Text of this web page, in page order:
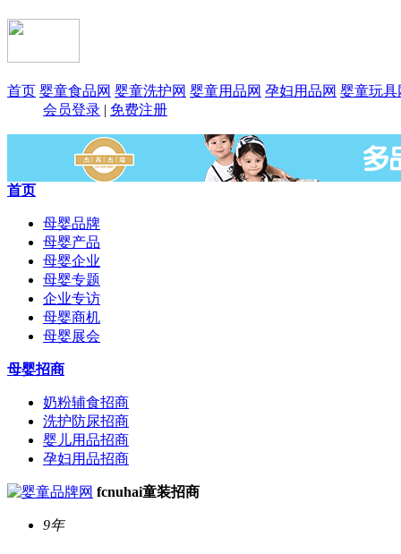
首页 婴童食品网 婴童洗护网 婴童用品网 孕妇用品网 婴童玩具
会员登录 | 免费注册
首页
母婴品牌
母婴产品
母婴企业
母婴专题
企业专访
母婴商机
母婴展会
母婴招商
奶粉辅食招商
洗护防尿招商
婴儿用品招商
孕妇用品招商
fcnuhai童装招商
9年